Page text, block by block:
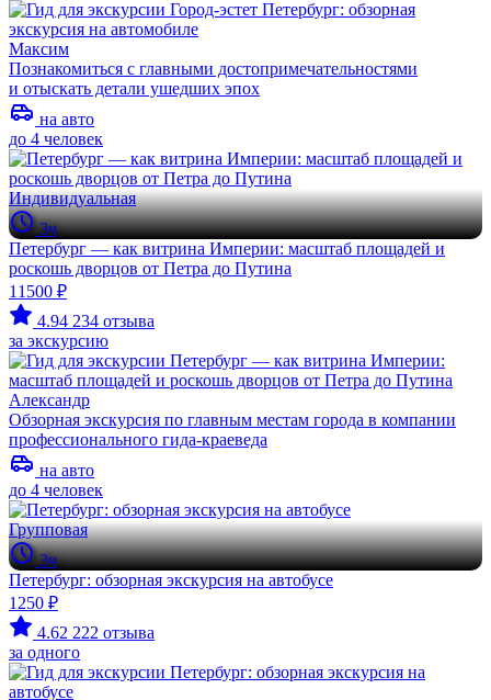
Максим
Познакомиться с главными достопримечательностями
и отыскать детали ушедших эпох
на авто
до 4 человек
Индивидуальная
3ч
Петербург — как витрина Империи: масштаб площадей и
роскошь дворцов от Петра до Путина
11500 ₽
4.94 234 отзыва
за экскурсию
Александр
Обзорная экскурсия по главным местам города в компании
профессионального гида-краеведа
на авто
до 4 человек
Групповая
3ч
Петербург: обзорная экскурсия на автобусе
1250 ₽
4.62 222 отзыва
за одного